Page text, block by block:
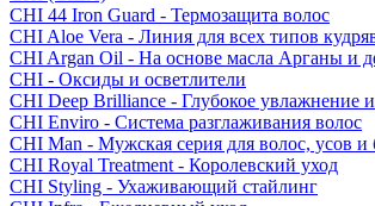
CHI 44 Iron Guard - Термозащита волос
CHI Aloe Vera - Линия для всех типов
CHI Argan Oil - На основе масла Арганы и
CHI - Оксиды и осветлители
CHI Deep Brilliance - Глубокое увлажнение
CHI Enviro - Система разглаживания волос
CHI Man - Мужская серия для волос, усов и
CHI Royal Treatment - Королевский уход
CHI Styling - Ухаживающий стайлинг